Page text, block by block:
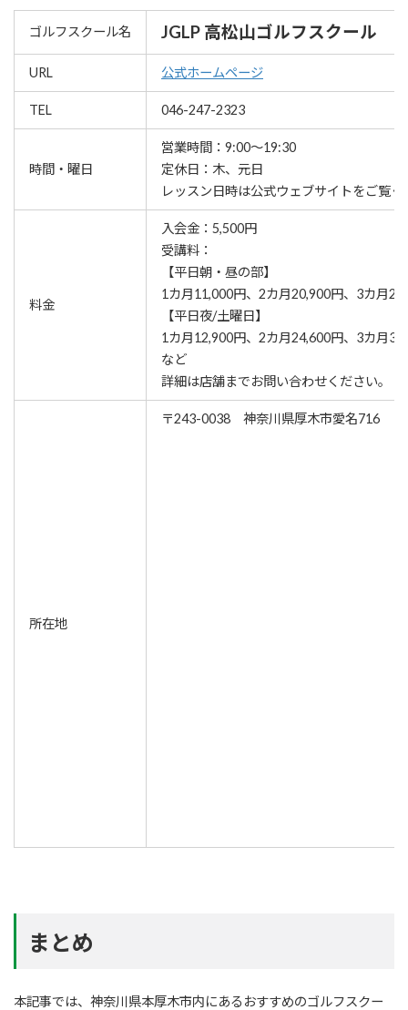
ゴルフスクール名 JGLP 高松山ゴルフスクール
URL 公式ホームページ
TEL 046-247-2323
時間・曜日
営業時間：9:00～19:30
定休日：木、元日
レッスン⽇時は公式ウェブサイトをご覧く
料金
入会金：5,500円
受講料：
【平日朝・昼の部】
1カ月11,000円、2カ月20,900円、3カ月
【平日夜/土曜日】
1カ月12,900円、2カ月24,600円、3カ月
など
詳細は店舗までお問い合わせください。
所在地
〒243-0038 神奈川県厚木市愛名716
まとめ
本記事では、神奈川県本厚木市内にあるおすすめのゴルフスクー